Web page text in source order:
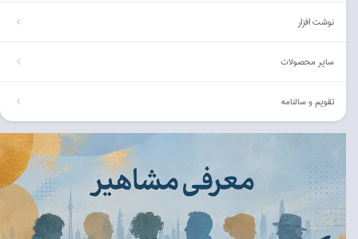
نوشت افزار
ساير محصولات
تقويم و سالنامه